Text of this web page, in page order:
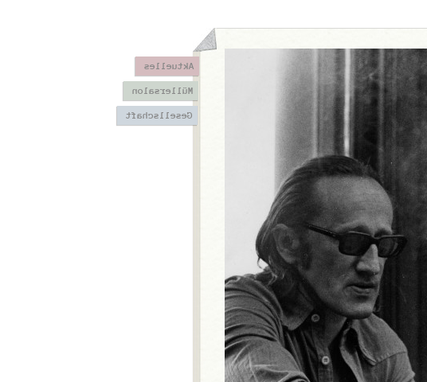
Aktuelles
Müllersalon
Gesellschaft